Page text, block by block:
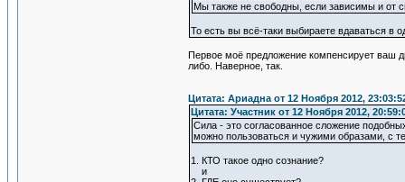
Мы также не свободны, если зависимы и от
То есть вы всё-таки выбираете вдаваться в
Первое моё предложение компенсирует ваш
либо. Наверное, так.
Цитата: Ариадна от 12 Ноября 2012,
Цитата: Участник от 12 Ноября 2012,
Сила - это согласованное сложение
можно пользоваться и чужими образами, с
1. КТО такое одно сознание?
и